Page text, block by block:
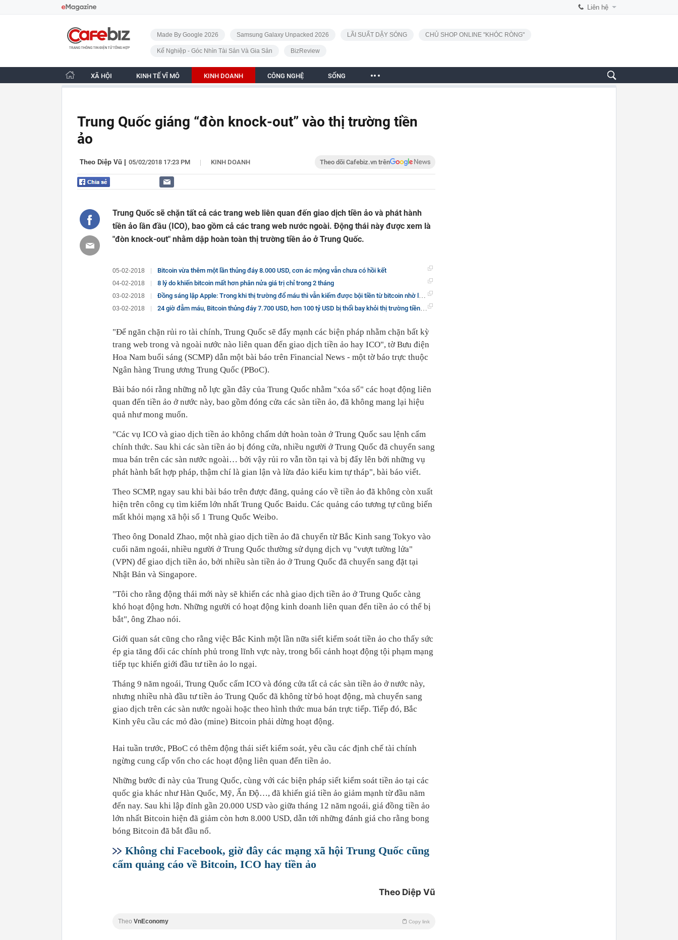
Liên hệ
CafeBiz - Trang chủ
Made By Google 2026 Samsung Galaxy Unpacked 2026 LÃI SUẤT DẬY SÓNG CHỦ SHOP ONLINE "KHÓC RÒNG"
Kế Nghiệp - Góc Nhìn Tài Sản Và Gia Sản BizReview
XÃ HỘI KINH TẾ VĨ MÔ KINH DOANH CÔNG NGHỆ SỐNG
Trung Quốc giáng “đòn knock-out” vào thị trường tiền
ảo
Theo Diệp Vũ 05/02/2018 17:23 PM | KINH DOANH Theo dõi Cafebiz.vn trên
Trung Quốc sẽ chặn tất cả các trang web liên quan đến giao dịch tiền ảo và phát hành
tiền ảo lần đầu (ICO), bao gồm cả các trang web nước ngoài. Động thái này được xem là
"đòn knock-out" nhằm dập hoàn toàn thị trường tiền ảo ở Trung Quốc.
05-02-2018 Bitcoin vừa thêm một lần thủng đáy 8.000 USD, cơn ác mộng vẫn chưa có hồi kết
04-02-2018 8 lý do khiến bitcoin mất hơn phân nửa giá trị chỉ trong 2 tháng
03-02-2018 Đồng sáng lập Apple: Trong khi thị trường đổ máu thì vẫn kiếm được bội tiền từ bitcoin nhờ lý do đơn giản này
03-02-2018 24 giờ đẫm máu, Bitcoin thủng đáy 7.700 USD, hơn 100 tỷ USD bị thổi bay khỏi thị trường tiền số
"Để ngăn chặn rủi ro tài chính, Trung Quốc sẽ đẩy mạnh các biện pháp nhằm chặn bất kỳ
trang web trong và ngoài nước nào liên quan đến giao dịch tiền ảo hay ICO", tờ Bưu điện
Hoa Nam buổi sáng (SCMP) dẫn một bài báo trên Financial News - một tờ báo trực thuộc
Ngân hàng Trung ương Trung Quốc (PBoC).
Bài báo nói rằng những nỗ lực gần đây của Trung Quốc nhằm "xóa sổ" các hoạt động liên
quan đến tiền ảo ở nước này, bao gồm đóng cửa các sàn tiền ảo, đã không mang lại hiệu
quả như mong muốn.
"Các vụ ICO và giao dịch tiền ảo không chấm dứt hoàn toàn ở Trung Quốc sau lệnh cấm
chính thức. Sau khi các sàn tiền ảo bị đóng cửa, nhiều người ở Trung Quốc đã chuyển sang
mua bán trên các sàn nước ngoài… bởi vậy rủi ro vẫn tồn tại và bị đẩy lên bởi những vụ
phát hành bất hợp pháp, thậm chí là gian lận và lừa đảo kiểu kim tự tháp", bài báo viết.
Theo SCMP, ngay sau khi bài báo trên được đăng, quảng cáo về tiền ảo đã không còn xuất
hiện trên công cụ tìm kiếm lớn nhất Trung Quốc Baidu. Các quảng cáo tương tự cũng biến
mất khỏi mạng xã hội số 1 Trung Quốc Weibo.
Theo ông Donald Zhao, một nhà giao dịch tiền ảo đã chuyển từ Bắc Kinh sang Tokyo vào
cuối năm ngoái, nhiều người ở Trung Quốc thường sử dụng dịch vụ "vượt tường lửa"
(VPN) để giao dịch tiền ảo, bởi nhiều sàn tiền ảo ở Trung Quốc đã chuyển sang đặt tại
Nhật Bản và Singapore.
"Tôi cho rằng động thái mới này sẽ khiến các nhà giao dịch tiền ảo ở Trung Quốc càng
khó hoạt động hơn. Những người có hoạt động kinh doanh liên quan đến tiền ảo có thể bị
bắt", ông Zhao nói.
Giới quan sát cũng cho rằng việc Bắc Kinh một lần nữa siết kiểm soát tiền ảo cho thấy sức
ép gia tăng đối các chính phủ trong lĩnh vực này, trong bối cảnh hoạt động tội phạm mạng
tiếp tục khiến giới đầu tư tiền ảo lo ngại.
Tháng 9 năm ngoái, Trung Quốc cấm ICO và đóng cửa tất cả các sàn tiền ảo ở nước này,
nhưng nhiều nhà đầu tư tiền ảo Trung Quốc đã không từ bỏ hoạt động, mà chuyển sang
giao dịch trên các sàn nước ngoài hoặc theo hình thức mua bán trực tiếp. Tiếp đó, Bắc
Kinh yêu cầu các mỏ đào (mine) Bitcoin phải dừng hoạt động.
Hai tuần trước, PBoC có thêm động thái siết kiểm soát, yêu cầu các định chế tài chính
ngừng cung cấp vốn cho các hoạt động liên quan đến tiền ảo.
Những bước đi này của Trung Quốc, cùng với các biện pháp siết kiểm soát tiền ảo tại các
quốc gia khác như Hàn Quốc, Mỹ, Ấn Độ…, đã khiến giá tiền ảo giảm mạnh từ đầu năm
đến nay. Sau khi lập đỉnh gần 20.000 USD vào giữa tháng 12 năm ngoái, giá đồng tiền ảo
lớn nhất Bitcoin hiện đã giảm còn hơn 8.000 USD, dẫn tới những đánh giá cho rằng bong
bóng Bitcoin đã bắt đầu nổ.
Không chỉ Facebook, giờ đây các mạng xã hội Trung Quốc cũng
cấm quảng cáo về Bitcoin, ICO hay tiền ảo
Theo Diệp Vũ
Theo VnEconomy Copy link